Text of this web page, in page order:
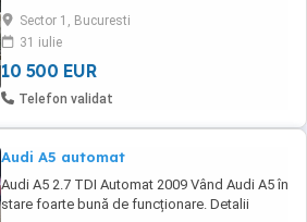
schimbare Valva PCV (evacuare gaze carter)
Sector 1, Bucuresti
31 iulie
10 500 EUR
Telefon validat
Audi A5 automat
Audi A5 2.7 TDI Automat 2009 Vând Audi A5 în
stare foarte bună de funcționare. Detalii